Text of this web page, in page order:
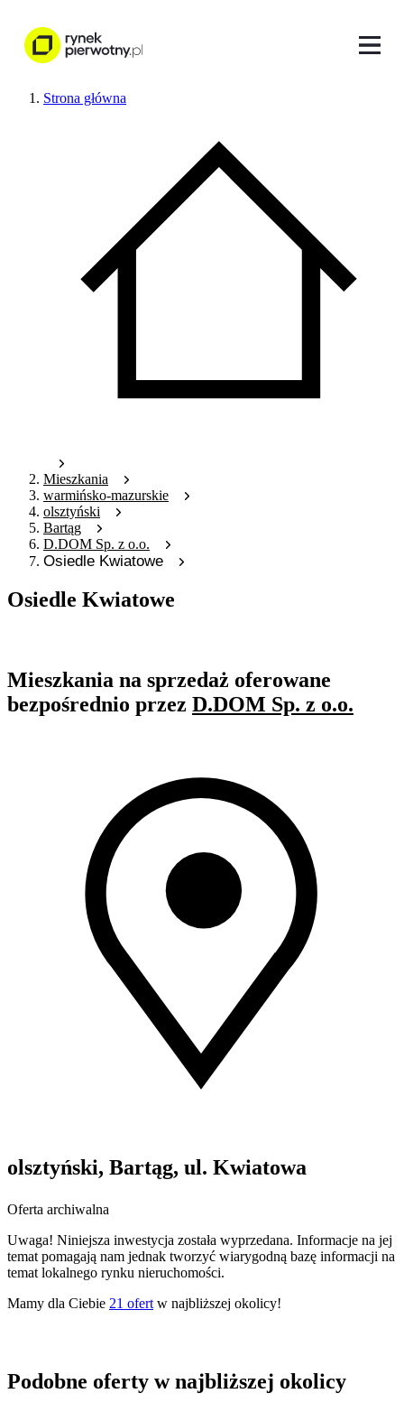
Strona główna
Mieszkania
warmińsko-mazurskie
olsztyński
Bartąg
D.DOM Sp. z o.o.
Osiedle Kwiatowe
Osiedle Kwiatowe
Mieszkania na sprzedaż oferowane
bezpośrednio przez D.DOM Sp. z o.o.
olsztyński, Bartąg, ul. Kwiatowa
Oferta archiwalna
Uwaga! Niniejsza inwestycja została wyprzedana. Informacje na jej
temat pomagają nam jednak tworzyć wiarygodną bazę informacji na
temat lokalnego rynku nieruchomości.
Mamy dla Ciebie 21 ofert w najbliższej okolicy!
Podobne oferty w najbliższej okolicy